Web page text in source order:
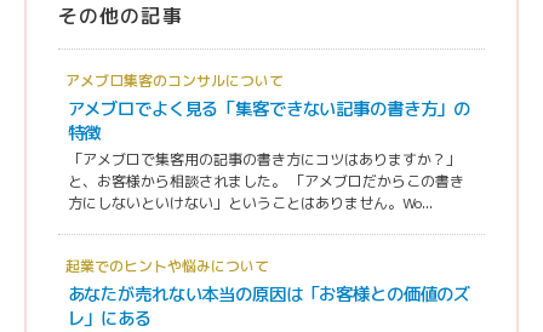
その他の記事
アメブロ集客のコンサルについて
アメブロでよく見る「集客できない記事の書き方」の
特徴
「アメブロで集客用の記事の書き方にコツはありますか？」
と、お客様から相談されました。 「アメブロだからこの書き
方にしないといけない」ということはありません。Wo...
起業でのヒントや悩みについて
あなたが売れない本当の原因は「お客様との価値のズ
レ」にある